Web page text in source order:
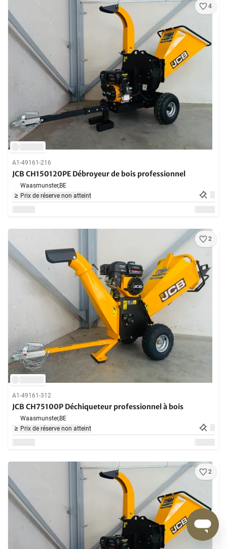
4
A1-49161-216
JCB CH150120PE Débroyeur de bois professionnel
Waasmunster,BE
Prix de réserve non atteint
2
A1-49161-312
JCB CH75100P Déchiqueteur professionnel à bois
Waasmunster,BE
Prix de réserve non atteint
2